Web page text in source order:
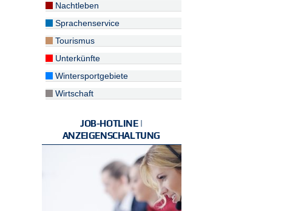
Nachtleben
Sprachenservice
Tourismus
Unterkünfte
Wintersportgebiete
Wirtschaft
JOB-HOTLINE |
ANZEIGENSCHALTUNG